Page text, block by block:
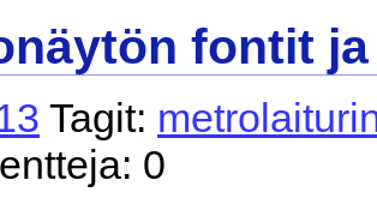
fontit
Tagit:
0